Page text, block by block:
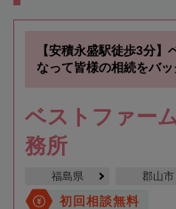
【安積永盛駅徒歩3分
なって皆様の相続をバ
ベストファー
務所
福島県 郡山市
初回相談無料